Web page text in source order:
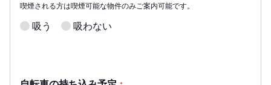
喫煙される方は喫煙可能な物件のみご案内可能です。
吸う 吸わない